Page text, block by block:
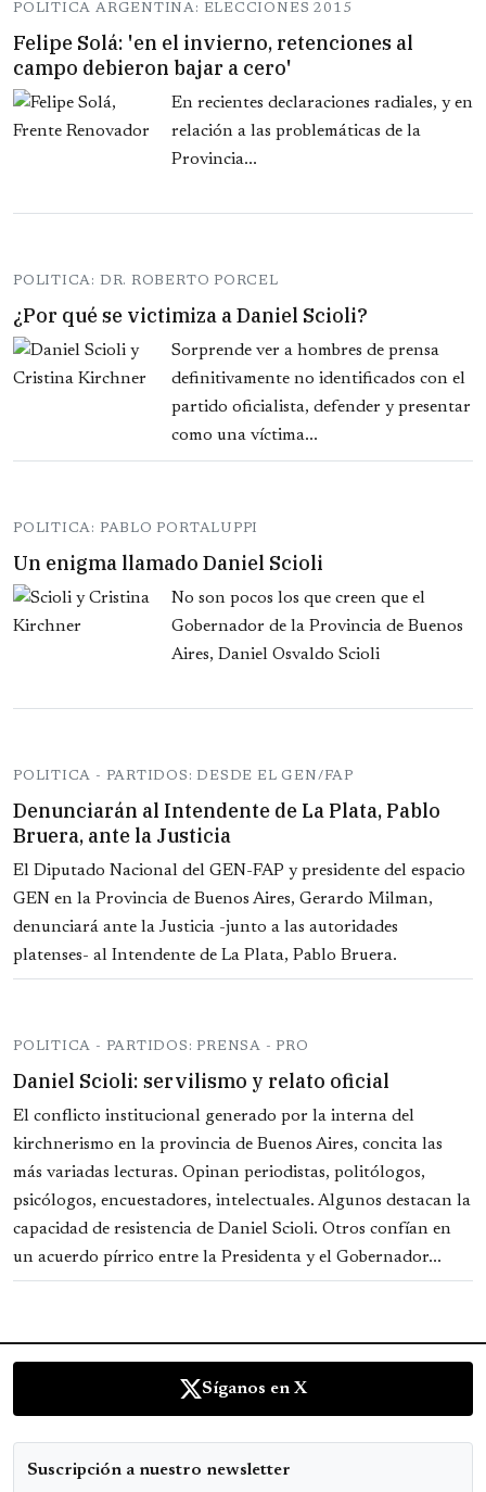
POLITICA ARGENTINA: ELECCIONES 2015
Felipe Solá: 'en el invierno, retenciones al
campo debieron bajar a cero'
En recientes declaraciones radiales, y en
relación a las problemáticas de la
Provincia...
POLITICA: DR. ROBERTO PORCEL
¿Por qué se victimiza a Daniel Scioli?
Sorprende ver a hombres de prensa
definitivamente no identificados con el
partido oficialista, defender y presentar
como una víctima...
POLITICA: PABLO PORTALUPPI
Un enigma llamado Daniel Scioli
No son pocos los que creen que el
Gobernador de la Provincia de Buenos
Aires, Daniel Osvaldo Scioli
POLITICA - PARTIDOS: DESDE EL GEN/FAP
Denunciarán al Intendente de La Plata, Pablo
Bruera, ante la Justicia
El Diputado Nacional del GEN-FAP y presidente del espacio
GEN en la Provincia de Buenos Aires, Gerardo Milman,
denunciará ante la Justicia -junto a las autoridades
platenses- al Intendente de La Plata, Pablo Bruera.
POLITICA - PARTIDOS: PRENSA - PRO
Daniel Scioli: servilismo y relato oficial
El conflicto institucional generado por la interna del
kirchnerismo en la provincia de Buenos Aires, concita las
más variadas lecturas. Opinan periodistas, politólogos,
psicólogos, encuestadores, intelectuales. Algunos destacan la
capacidad de resistencia de Daniel Scioli. Otros confían en
un acuerdo pírrico entre la Presidenta y el Gobernador...
Síganos en X
Suscripción a nuestro newsletter